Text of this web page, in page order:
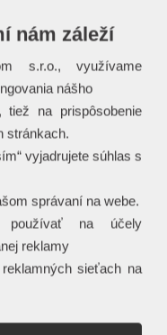
nám záleží
s.r.o., využívame
nášho
na prispôsobenie
stránkach.
vyjadrujete súhlas s
správaní na webe.
na účely
reklamy
sieťach na